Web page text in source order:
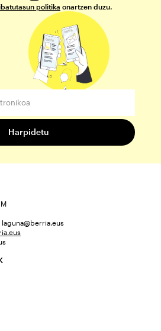
politika onartzen duzu.